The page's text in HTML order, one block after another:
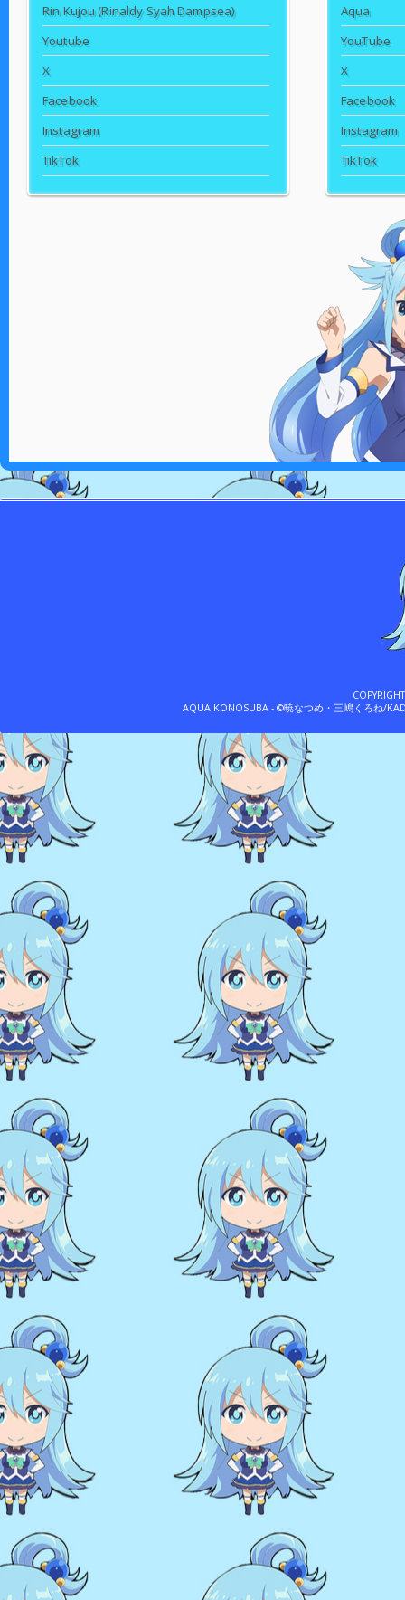
Rin Kujou (Rinaldy Syah Dampsea)
Youtube
X
Facebook
Instagram
TikTok
Aqua
YouTube
X
Facebook
Instagram
TikTok
AQUA KONOSUBA - ©暁なつめ・三嶋くろね/